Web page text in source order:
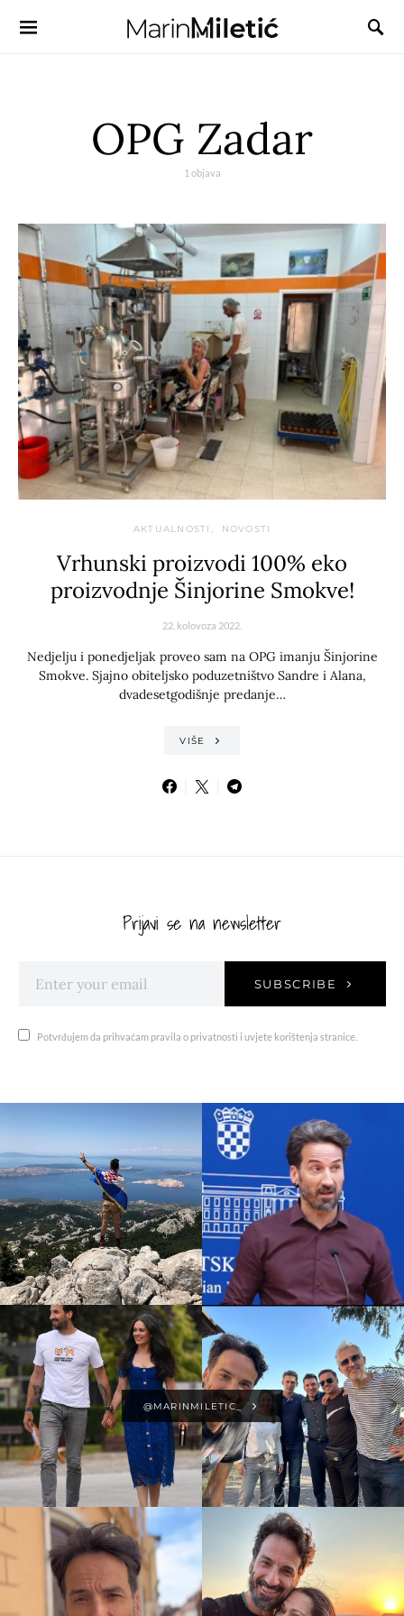
OPG Zadar
1 objava
AKTUALNOSTI NOVOSTI
Vrhunski proizvodi 100% eko
proizvodnje Šinjorine Smokve!
22. kolovoza 2022.
Nedjelju i ponedjeljak proveo sam na OPG imanju Šinjorine
Smokve. Sjajno obiteljsko poduzetništvo Sandre i Alana,
dvadesetgodišnje predanje…
VIŠE
Prijavi se na newsletter
SUBSCRIBE
Potvrđujem da prihvaćam pravila o privatnosti i uvjete korištenja stranice.
@MARINMILETIC_